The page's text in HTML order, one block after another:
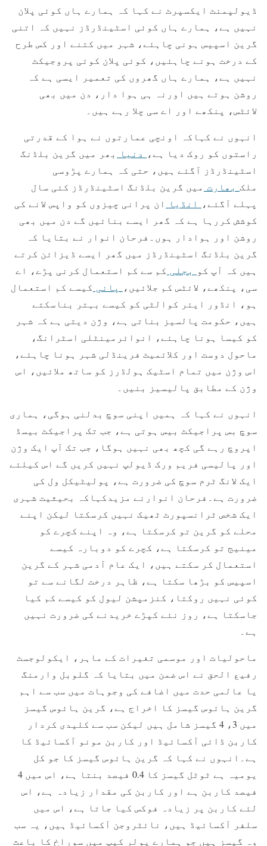
ڈیولپمنٹ ایکسپرٹ نے کہا کہ ہمارے ہاں کوئی پلان
نہیں ہے، ہمارے ہاں کوئی اسٹینڈرڈز نہیں کہ اتنی
گرین اسپیس ہونی چاہئے، شہر میں کتنے اور کس طرح
کے درخت ہونے چاہئیں، کوئی پلان کوئی پروجیکٹ
نہیں ہے، ہمارے ہاں گھروں کی تعمیر ایسی ہے کہ
روشن ہوتے ہیں اورنہ ہی ہوا دار، دن میں بھی
لائٹس، پنکھے اور اے سی چلا رہے ہیں۔
انہوں نے کہاکہ اونچی عمارتوں نے ہوا کے قدرتی
راستوں کو روک دیا ہے، دنیا
بھر میں گرین بلڈنگ
اسٹینڈرڈز آگئے ہیں، حتی کہ ہمارے پڑوسی
ملک بھارت میں گرین بلڈنگ اسٹینڈرڈز کئی سال
پہلے آگئے،
انڈیا
ان پرانی چیزوں کو واپس لانے کی
کوشش کررہا ہے کہ گھر ایسے بنائیں گے دن میں بھی
روشن اور ہوادار ہوں۔فرحان انوار نے بتایا کہ
گرین بلڈنگ اسٹینڈرڈز میں گھر ایسے ڈیزائن کرتے
ہیں کہ آپ کو بجلی کم سے کم استعمال کرنی پڑے، اے
سی، پنکھے، لائٹس کم جلائیں،
پانی کیسے کم استعمال
ہو، انڈور ایئر کوالٹی کو کیسے بہتر بناسکتے
ہیں، حکومت پالسیز بناتی ہے، وژن دیتی ہے کہ شہر
کو کیسا ہونا چاہئے، انوائرمینٹلی اسٹرانگ،
ماحول دوست اور کلائمیٹ فرینڈلی شہر ہونا چاہئے،
اس وژن میں تمام اسٹیک ہولڈرز کو ساتھ ملائیں، اس
وژن کے مطابق پالیسیز بنیں۔
انہوں نے کہا کہ ہمیں اپنی سوچ بدلنی ہوگی، ہماری
سوچ بس پراجیکٹ بیس ہوتی ہے، جب تک پراجیکٹ بیسڈ
اپروچ رہے گی کچھ بھی نہیں ہوگا، جب تک آپ ایک وژن
اور پالیسی فریم ورک ڈیولپ نہیں کریں گے اس کیلئے
ایک لانگ ٹرم سوچ کی ضرورت ہے، پولیٹیکل ول کی
ضرورت ہے۔فرحان انوارنے مزیدکہاکہ بحیثیت شہری
ایک شخص ٹرانسپورٹ ٹھیک نہیں کرسکتا لیکن اپنے
محلے کو گرین تو کرسکتا ہے، وہ اپنے کچرے کو
مینیج تو کرسکتا ہے، کچرے کو دوبارہ کیسے
استعمال کر سکتے ہیں، ایک عام آدمی شہر کے گرین
اسپیس کو بڑھا سکتا ہے، ظاہر درخت لگانے سے تو
کوئی نہیں روکتا، کنزمپشن لیول کو کیسے کم کیا
جاسکتا ہے، روز نئے کپڑے خریدنے کی ضرورت نہیں
ہے۔
ماحولیات اور موسمی تغیرات کے ماہر، ایکولوجسٹ
رفیع الحق نے اس ضمن میں بتایا کہ گلوبل وارمنگ
یا عالمی حدت میں اضافے کی وجوہات میں سب سے اہم
گرین ہائوس گیسز کا اخراج ہے، گرین ہائوس گیسز
میں 3، 4 گیسز شامل ہیں لیکن سب سے کلیدی کردار
کاربن ڈائی آکسائیڈ اور کاربن مونو آکسائیڈ کا
ہے۔انہوں نے کہا کہ گرین ہائوس گیسز کا جو کل
یومیہ ہے ٹوٹل گیسز کا 0.4 فیصد بنتا ہے، اس میں 4
فیصد کاربن ہے اور کاربن کی مقدار زیادہ ہے، اس
لئے کاربن پر زیادہ فوکس کیا جاتا ہے، اس میں
سلفر آکسائیڈ ہیں، نائٹروجن آکسائیڈ ہیں، یہ سب
وہ گیسز ہیں جو ہمارے پولر کیپ میں سوراخ کا باعث